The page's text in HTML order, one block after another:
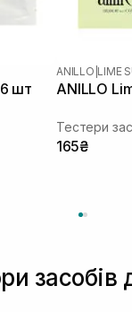
6 шт
ANILLO LIME
ANILLO
Тестери
165₴
засобів